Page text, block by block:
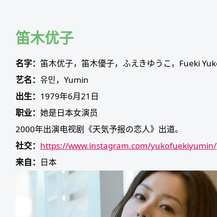
笛木优子
名字： 笛木优子，笛木優子，ふえきゆうこ，Fueki
艺名： 유민，Yumin
出生： 1979年6月21日
职业： 她是日本女演员
2000年出演电视剧《天気予报の恋人》出道。
社交： https://www.instagram.com/yukofuekiyumin/
来自： 日本